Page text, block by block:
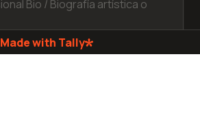
Made with Tally